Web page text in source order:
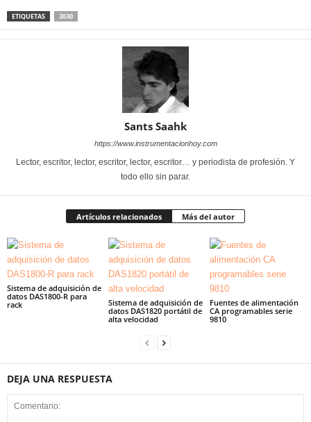
ETIQUETAS 3030
Sants Saahk
https://www.instrumentacionhoy.com
Lector, escritor, lector, escritor, lector, escritor… y periodista de profesión. Y
todo ello sin parar.
Artículos relacionados Más del autor
Sistema de adquisición de
datos DAS1800-R para
rack
Sistema de adquisición de
datos DAS1820 portátil de
alta velocidad
Fuentes de alimentación
CA programables serie
9810
DEJA UNA RESPUESTA